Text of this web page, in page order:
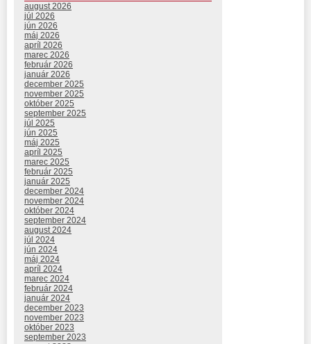
august 2026
júl 2026
jún 2026
máj 2026
apríl 2026
marec 2026
február 2026
január 2026
december 2025
november 2025
október 2025
september 2025
júl 2025
jún 2025
máj 2025
apríl 2025
marec 2025
február 2025
január 2025
december 2024
november 2024
október 2024
september 2024
august 2024
júl 2024
jún 2024
máj 2024
apríl 2024
marec 2024
február 2024
január 2024
december 2023
november 2023
október 2023
september 2023